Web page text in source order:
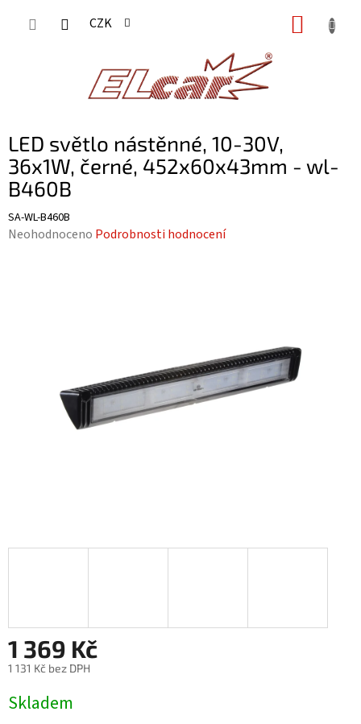
CZK
LED světlo nástěnné, 10-30V,
36x1W, černé, 452x60x43mm - wl-
B460B
SA-WL-B460B
Průměrné
Neohodnoceno Podrobnosti hodnocení
1 369 Kč
1 131 Kč bez DPH
cena:
Skladem